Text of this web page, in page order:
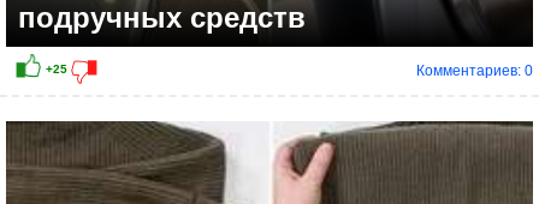
+6
подручных средств
Комментариев: 0